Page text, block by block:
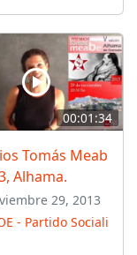
00:01:34
Tomás Meab
Alhama.
29, 2013
- Partido Sociali